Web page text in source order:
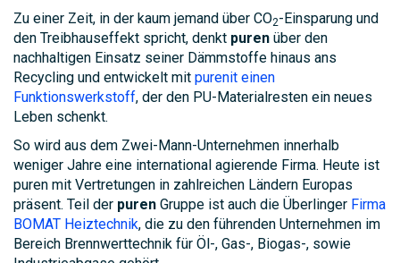
Zu einer Zeit, in der kaum jemand über CO2-Einsparung und
den Treibhauseffekt spricht, denkt puren über den
nachhaltigen Einsatz seiner Dämmstoffe hinaus ans
Recycling und entwickelt mit purenit einen
Funktionswerkstoff, der den PU-Materialresten ein neues
Leben schenkt.
So wird aus dem Zwei-Mann-Unternehmen innerhalb
weniger Jahre eine international agierende Firma. Heute ist
puren mit Vertretungen in zahlreichen Ländern Europas
präsent. Teil der puren Gruppe ist auch die Überlinger Firma
BOMAT Heiztechnik, die zu den führenden Unternehmen im
Bereich Brennwerttechnik für Öl-, Gas-, Biogas-, sowie